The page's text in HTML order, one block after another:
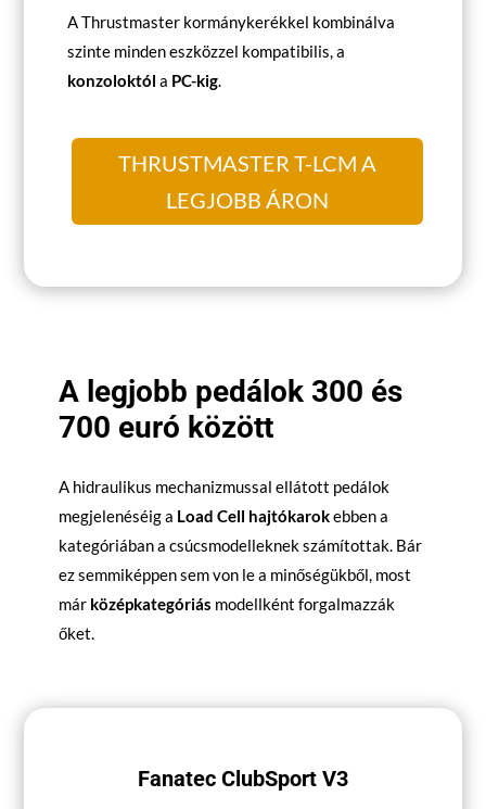
A Thrustmaster kormánykerékkel kombinálva
szinte minden eszközzel kompatibilis, a
konzoloktóla PC-kig.
THRUSTMASTER T-LCM A
LEGJOBB ÁRON
A legjobb pedálok 300 és
700 euró között
A hidraulikus mechanizmussal ellátott pedálok
megjelenéséig a Load Cell hajtókarokebben a
kategóriában a csúcsmodelleknek számítottak. Bár
ez semmiképpen sem von le a minőségükből, most
már középkategóriás modellként forgalmazzák
őket.
Fanatec ClubSport V3